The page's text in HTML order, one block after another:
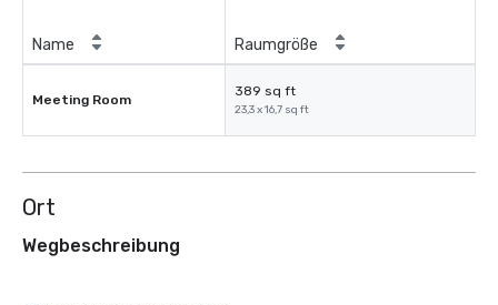
Name Raumgröße
Meeting Room
389 sq ft
23,3 x 16,7 sq ft
Ort
Wegbeschreibung